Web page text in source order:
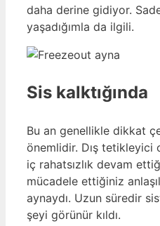
daha derine gidiyor.
yaşadığımla da ilgili.
Sis kalktığında
Bu an genellikle dikkat
önemlidir. Dış tetikleyici
iç rahatsızlık devam
mücadele ettiğiniz
aynaydı. Uzun süredir
şeyi görünür kıldı.